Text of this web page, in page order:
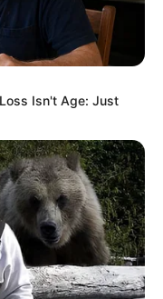
memiliki wajah
bakat aktingnya
satu aktris
Isn't Age: Just